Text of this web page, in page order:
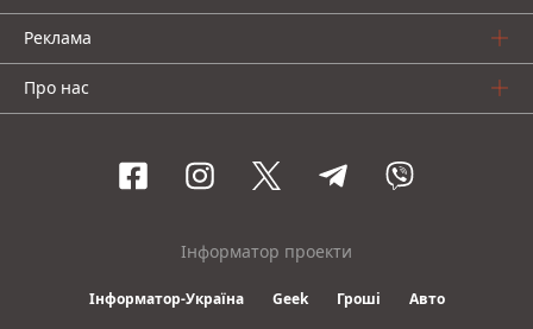
Реклама
Про нас
Інформатор проекти
Інформатор-Україна Geek Гроші Авто